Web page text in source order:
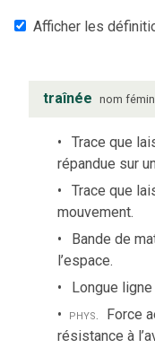
Afficher les
traînée nom
Trace que
répandue sur
Trace que
mouvement.
Bande de
l’espace.
Longue
phys. Force
résistance à